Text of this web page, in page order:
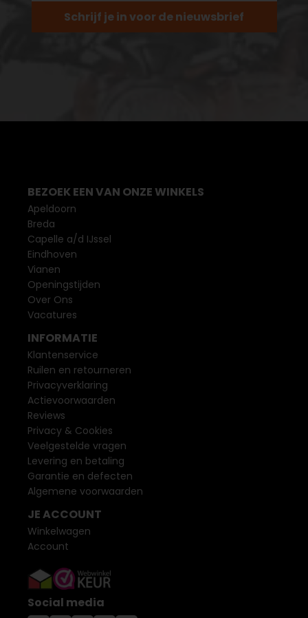
Schrijf je in voor de nieuwsbrief
BEZOEK EEN VAN ONZE WINKELS
Apeldoorn
Breda
Capelle a/d IJssel
Eindhoven
Vianen
Openingstijden
Over Ons
Vacatures
INFORMATIE
Klantenservice
Ruilen en retourneren
Privacyverklaring
Actievoorwaarden
Reviews
Privacy & Cookies
Veelgestelde vragen
Levering en betaling
Garantie en defecten
Algemene voorwaarden
JE ACCOUNT
Winkelwagen
Account
Social media